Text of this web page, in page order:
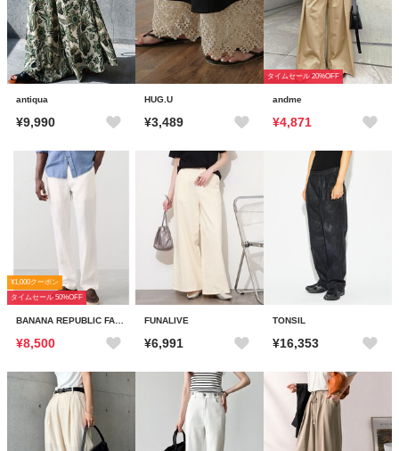
antiqua
¥9,990
HUG.U
¥3,489
タイムセール 20%OFF
andme
¥4,871
¥1,000クーポン
タイムセール 50%OFF
¥8,500
FUNALIVE
¥6,991
TONSIL
¥16,353